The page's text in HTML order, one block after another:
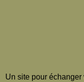
Un site pour